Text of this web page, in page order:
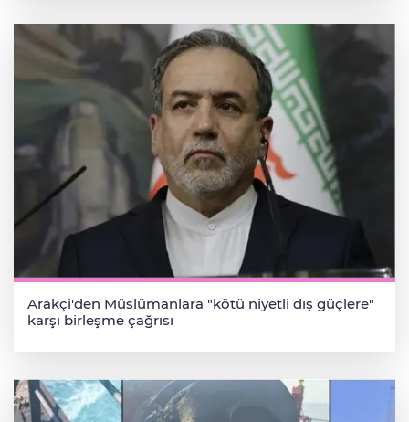
Arakçi'den Müslümanlara "kötü niyetli dış güçlere"
karşı birleşme çağrısı